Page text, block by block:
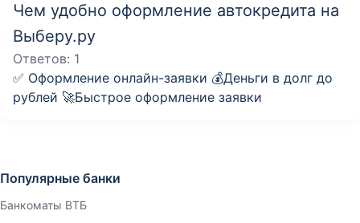
Чем удобно оформление автокредита на
Выберу.ру
Ответов: 1
✅ Оформление онлайн-заявки 💰Деньги в долг до
рублей 🚀Быстрое оформление заявки
Популярные банки
Банкоматы ВТБ